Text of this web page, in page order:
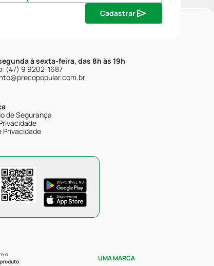
Cadastrar
à sexta-feira, das 8h às 19h
(47) 9 9202-1687
de Segurança
Privacidade
o
UMA MARCA